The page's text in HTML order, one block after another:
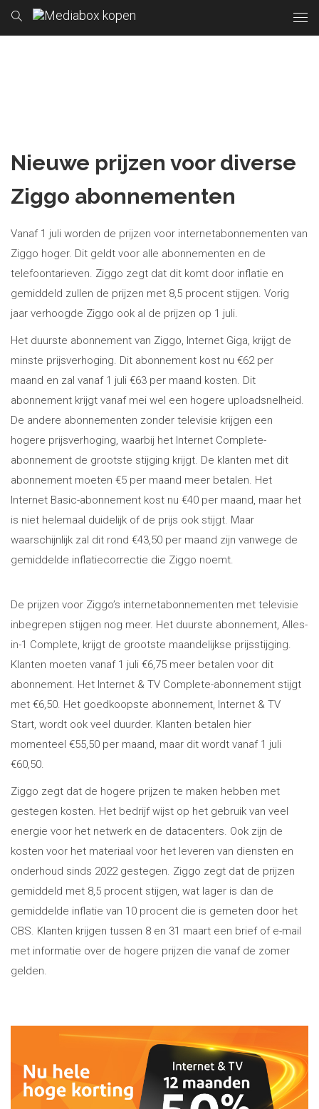
Nieuwe prijzen voor diverse
Ziggo abonnementen
Vanaf 1 juli worden de prijzen voor internetabonnementen van
Ziggo hoger. Dit geldt voor alle abonnementen en de
telefoontarieven. Ziggo zegt dat dit komt door inflatie en
gemiddeld zullen de prijzen met 8,5 procent stijgen. Vorig
jaar verhoogde Ziggo ook al de prijzen op 1 juli.
Het duurste abonnement van Ziggo, Internet Giga, krijgt de
minste prijsverhoging. Dit abonnement kost nu €62 per
maand en zal vanaf 1 juli €63 per maand kosten. Dit
abonnement krijgt vanaf mei wel een hogere uploadsnelheid.
De andere abonnementen zonder televisie krijgen een
hogere prijsverhoging, waarbij het Internet Complete-
abonnement de grootste stijging krijgt. De klanten met dit
abonnement moeten €5 per maand meer betalen. Het
Internet Basic-abonnement kost nu €40 per maand, maar het
is niet helemaal duidelijk of de prijs ook stijgt. Maar
waarschijnlijk zal dit rond €43,50 per maand zijn vanwege de
gemiddelde inflatiecorrectie die Ziggo noemt.
De prijzen voor Ziggo’s internetabonnementen met televisie
inbegrepen stijgen nog meer. Het duurste abonnement, Alles-
in-1 Complete, krijgt de grootste maandelijkse prijsstijging.
Klanten moeten vanaf 1 juli €6,75 meer betalen voor dit
abonnement. Het Internet & TV Complete-abonnement stijgt
met €6,50. Het goedkoopste abonnement, Internet & TV
Start, wordt ook veel duurder. Klanten betalen hier
momenteel €55,50 per maand, maar dit wordt vanaf 1 juli
€60,50.
Ziggo zegt dat de hogere prijzen te maken hebben met
gestegen kosten. Het bedrijf wijst op het gebruik van veel
energie voor het netwerk en de datacenters. Ook zijn de
kosten voor het materiaal voor het leveren van diensten en
onderhoud sinds 2022 gestegen. Ziggo zegt dat de prijzen
gemiddeld met 8,5 procent stijgen, wat lager is dan de
gemiddelde inflatie van 10 procent die is gemeten door het
CBS. Klanten krijgen tussen 8 en 31 maart een brief of e-mail
met informatie over de hogere prijzen die vanaf de zomer
gelden.